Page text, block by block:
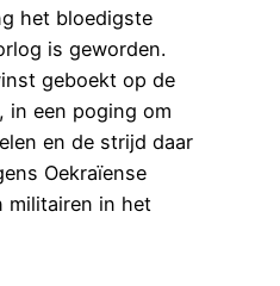
het bloedigste
is geworden.
geboekt op de
in een poging om
en de strijd daar
Oekraïense
militairen in het